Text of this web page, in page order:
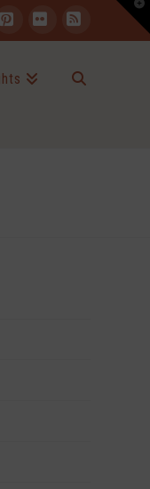
Pinterest
FlickrRSS